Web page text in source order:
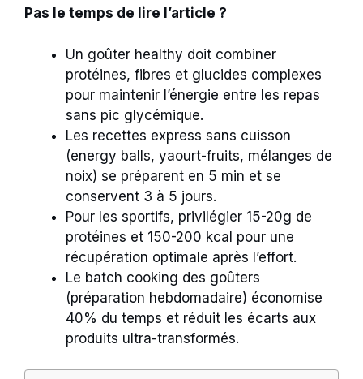
Pas le temps de lire l’article ?
Un goûter healthy doit combiner
protéines, fibres et glucides complexes
pour maintenir l’énergie entre les repas
sans pic glycémique.
Les recettes express sans cuisson
(energy balls, yaourt-fruits, mélanges de
noix) se préparent en 5 min et se
conservent 3 à 5 jours.
Pour les sportifs, privilégier 15-20g de
protéines et 150-200 kcal pour une
récupération optimale après l’effort.
Le batch cooking des goûters
(préparation hebdomadaire) économise
40% du temps et réduit les écarts aux
produits ultra-transformés.